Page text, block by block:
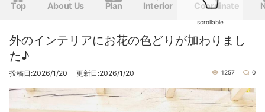
Top About Us Plan Interior Coordinate
scrollable
外のインテリアにお花の色どりが加わりまし
た♪
投稿日:2026/1/20 更新日:2026/1/20 1257 0